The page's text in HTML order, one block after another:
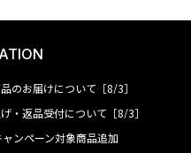
のお届けについて［8/3］
・返品受付について［8/3］
ャンペーン対象商品追加